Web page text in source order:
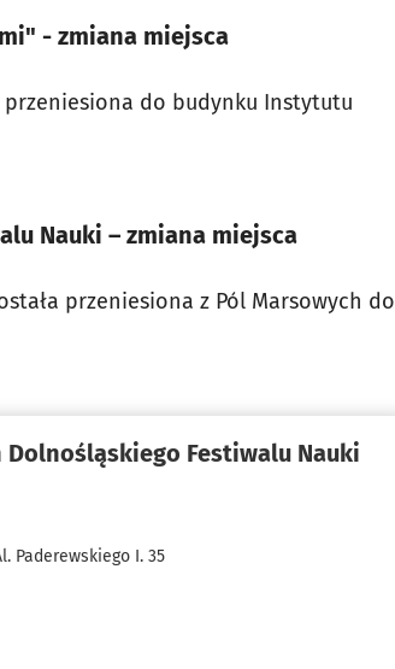
- zmiana miejsca
przeniesiona do budynku Instytutu
Nauki – zmiana miejsca
przeniesiona z Pól Marsowych do
Festiwalu Nauki
Paderewskiego I. 35